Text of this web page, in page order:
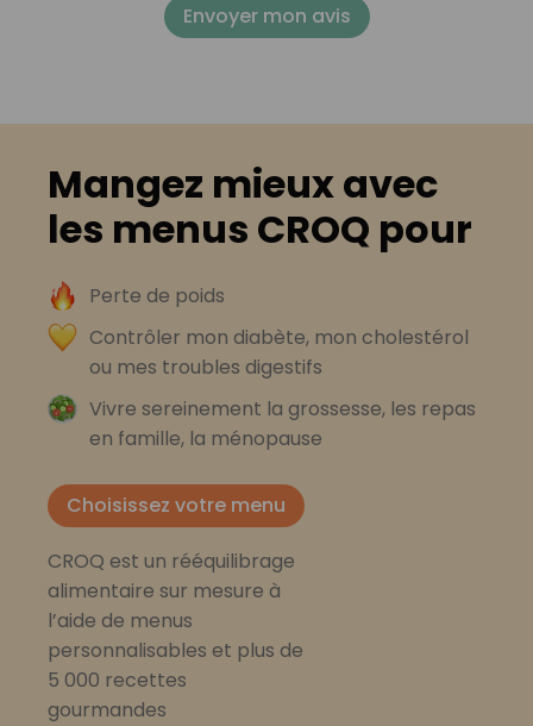
Envoyer mon avis
Mangez mieux avec
les menus CROQ pour
Perte de poids
Contrôler mon diabète, mon cholestérol
ou mes troubles digestifs
Vivre sereinement la grossesse, les repas
en famille, la ménopause
Choisissez votre menu
CROQ est un rééquilibrage
alimentaire sur mesure à
l’aide de menus
personnalisables et plus de
5 000 recettes
gourmandes